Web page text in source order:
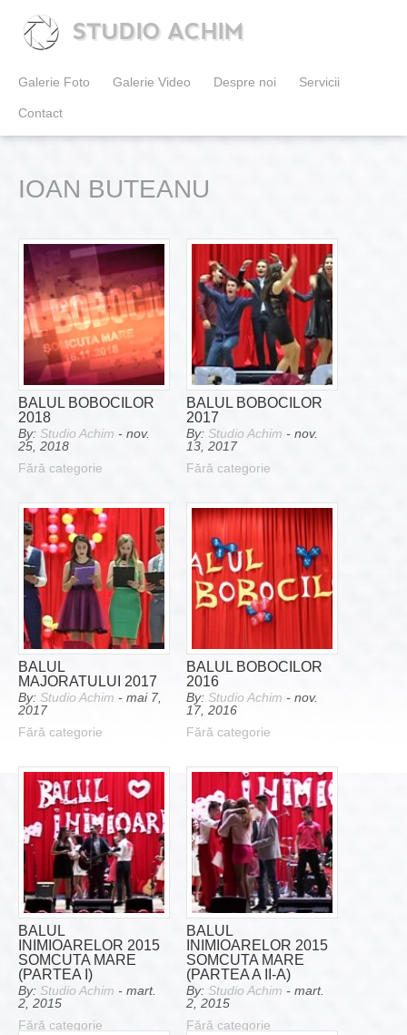
STUDIO ACHIM
Galerie Foto Galerie Video Despre noi Servicii
Contact
IOAN BUTEANU
BALUL BOBOCILOR
2018
By: Studio Achim - nov.
25, 2018
Fără categorie
BALUL BOBOCILOR
2017
By: Studio Achim - nov.
13, 2017
Fără categorie
BALUL
MAJORATULUI 2017
By: Studio Achim - mai 7,
2017
Fără categorie
BALUL BOBOCILOR
2016
By: Studio Achim - nov.
17, 2016
Fără categorie
BALUL
INIMIOARELOR 2015
SOMCUTA MARE
(PARTEA I)
By: Studio Achim - mart.
2, 2015
Fără categorie
BALUL
INIMIOARELOR 2015
SOMCUTA MARE
(PARTEA A II-A)
By: Studio Achim - mart.
2, 2015
Fără categorie